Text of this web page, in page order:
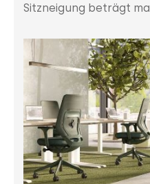
Sitzneigung beträgt